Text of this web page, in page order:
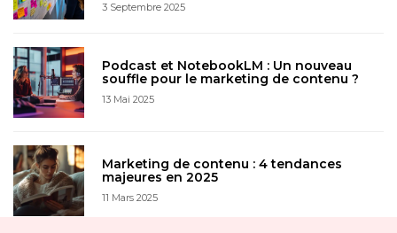
3 Septembre 2025
Podcast et NotebookLM : Un nouveau
souffle pour le marketing de contenu ?
13 Mai 2025
Marketing de contenu : 4 tendances
majeures en 2025
11 Mars 2025